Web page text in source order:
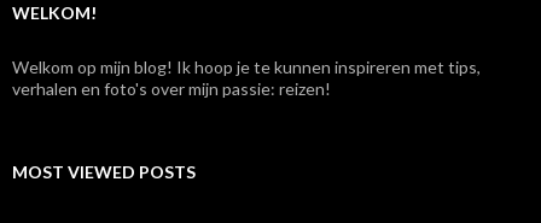
WELKOM!
Welkom op mijn blog! Ik hoop je te kunnen inspireren met tips,
verhalen en foto's over mijn passie: reizen!
MOST VIEWED POSTS